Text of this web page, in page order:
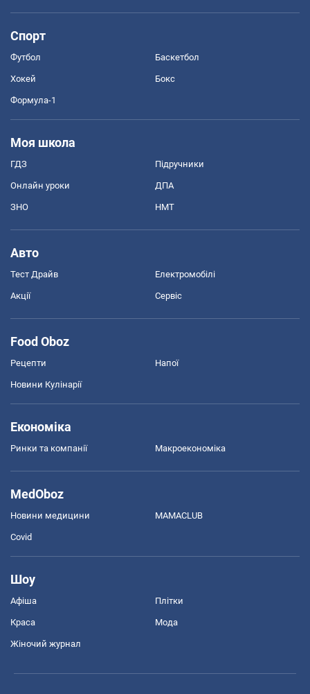
Спорт
Футбол Баскетбол
Хокей Бокс
Формула-1
Моя школа
ГДЗ Підручники
Онлайн уроки ДПА
ЗНО НМТ
Авто
Тест Драйв Електромобілі
Акції Сервіс
Food Oboz
Рецепти Напої
Новини Кулінарії
Економіка
Ринки та компанії Макроекономіка
MedOboz
Новини медицини MAMACLUB
Covid
Шоу
Афіша Плітки
Краса Мода
Жіночий журнал